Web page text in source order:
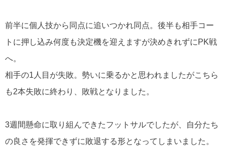
前半に個人技から同点に追いつかれ同点。後半も相手コー
トに押し込み何度も決定機を迎えますが決めきれずにPK戦
へ。
相手の1人目が失敗。勢いに乗るかと思われましたがこちら
も2本失敗に終わり、敗戦となりました。
3週間懸命に取り組んできたフットサルでしたが、自分たち
の良さを発揮できずに敗退する形となってしまいました。